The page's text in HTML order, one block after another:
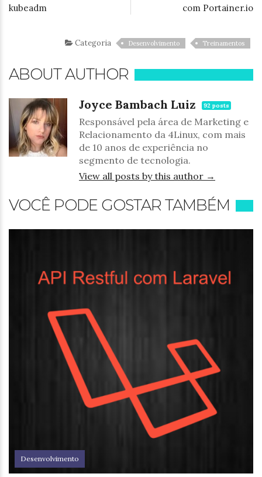
kubeadm
com Portainer.io
Categoria Desenvolvimento Treinamentos
ABOUT AUTHOR
Joyce Bambach Luiz 92 posts
Responsável pela área de Marketing e
Relacionamento da 4Linux, com mais
de 10 anos de experiência no
segmento de tecnologia.
View all posts by this author →
VOCÊ PODE GOSTAR TAMBÉM
Desenvolvimento